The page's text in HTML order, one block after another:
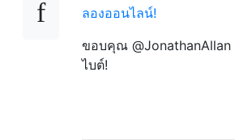
ลองออนไลน์!
ขอบคุณ
ไบต์!